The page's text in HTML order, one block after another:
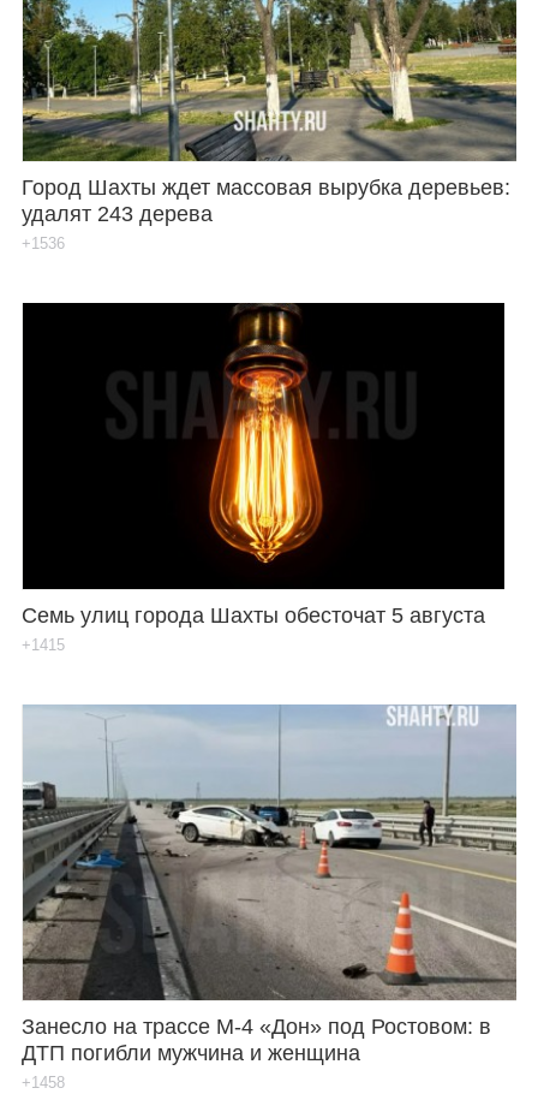
Город Шахты ждет массовая вырубка деревьев:
удалят 243 дерева
+1536
Семь улиц города Шахты обесточат 5 августа
+1415
Занесло на трассе М-4 «Дон» под Ростовом: в
ДТП погибли мужчина и женщина
+1458